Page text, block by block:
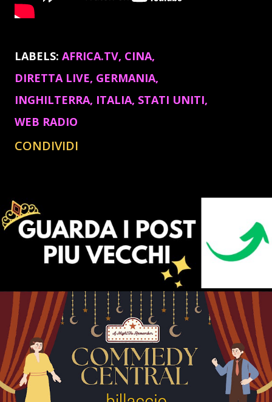
LABELS: AFRICA.TV CINA
DIRETTA LIVE GERMANIA
INGHILTERRA ITALIA STATI UNITI
WEB RADIO
CONDIVIDI